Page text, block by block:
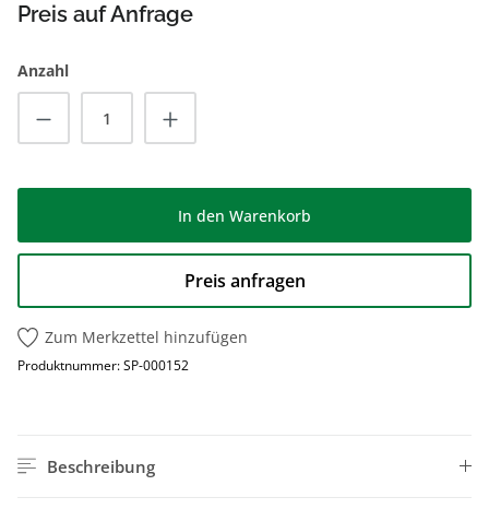
Preis auf Anfrage
Anzahl
Produkt Anzahl: Gib den gewünschten
In den Warenkorb
Preis anfragen
Zum Merkzettel hinzufügen
Produktnummer:SP-000152
Beschreibung